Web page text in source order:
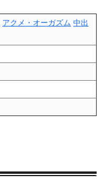
アクメ・オーガズム 中出